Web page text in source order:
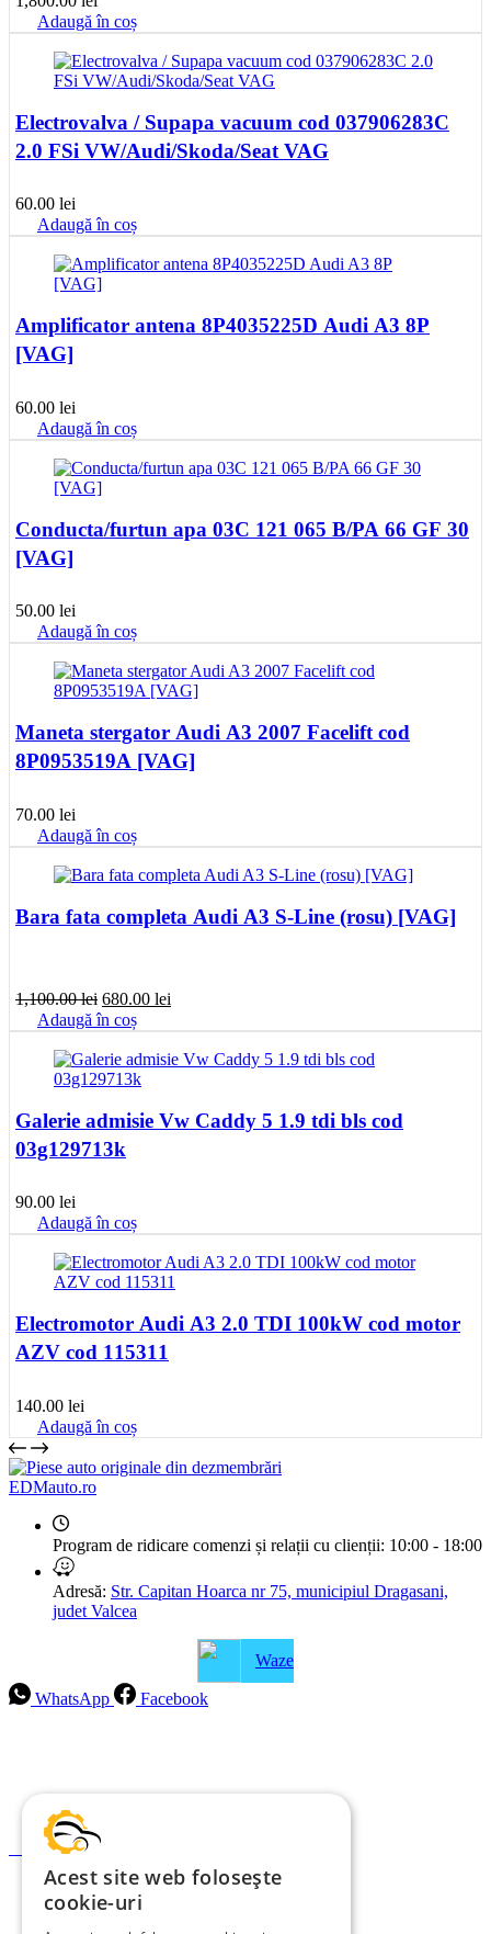
Adaugă în coș
Electrovalva / Supapa vacuum cod 037906283C
2.0 FSi VW/Audi/Skoda/Seat VAG
60.00 lei
Adaugă în coș
Amplificator antena 8P4035225D Audi A3 8P
[VAG]
60.00 lei
Adaugă în coș
Conducta/furtun apa 03C 121 065 B/PA 66 GF 30
[VAG]
50.00 lei
Adaugă în coș
Maneta stergator Audi A3 2007 Facelift cod
8P0953519A [VAG]
70.00 lei
Adaugă în coș
Bara fata completa Audi A3 S-Line (rosu) [VAG]
1,100.00lei Prețul
inițial
a
fost:
1,100.00 lei.
680.00 lei
este:
680.00 lei.
Adaugă în coș
Galerie admisie Vw Caddy 5 1.9 tdi bls cod
03g129713k
90.00 lei
Adaugă în coș
Electromotor Audi A3 2.0 TDI 100kW cod motor
AZV cod 115311
140.00 lei
Adaugă în coș
EDMauto.ro
Program de ridicare comenzi și relații cu clienții: 10:00 - 18:00
Adresă: Str. Capitan Hoarca nr 75, municipiul Dragasani,
judet Valcea
Waze
WhatsApp
Facebook
Politica de ramburs și retur
Formular de retur
GaranțiiAcest site web folosește
cookie-uri